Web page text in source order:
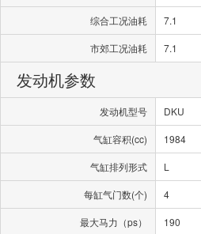
综合工况油耗 7.1
市郊工况油耗 7.1
发动机参数
发动机型号 DKU
气缸容积(cc) 1984
气缸排列形式 L
每缸气门数(个) 4
最大马力（ps） 190